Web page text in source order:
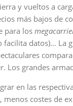
y vueltos a
más bajos de
para los
facilita datos)… La
. Los grandes
en las
costes de